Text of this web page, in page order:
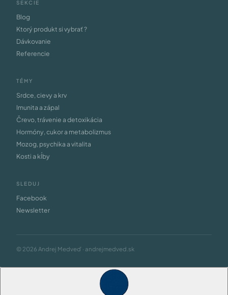
SEKCIE
Blog
Ktorý produkt si vybrať ?
Dávkovanie
Referencie
TÉMY
Srdce, cievy a krv
Imunita a zápal
Črevo, trávenie a detoxikácia
Hormóny, cukor a metabolizmus
Mozog, psychika a vitalita
Kosti a kĺby
SLEDUJ
Facebook
Newsletter
© 2026 Andrej Medveď · andrejmedved.sk